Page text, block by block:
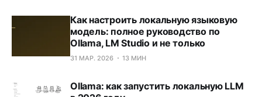
Как настроить локальную языковую
модель: полное руководство по
Ollama, LM Studio и не только
31 МАР. 2026 13 МИН
Ollama: как запустить локальную LLM